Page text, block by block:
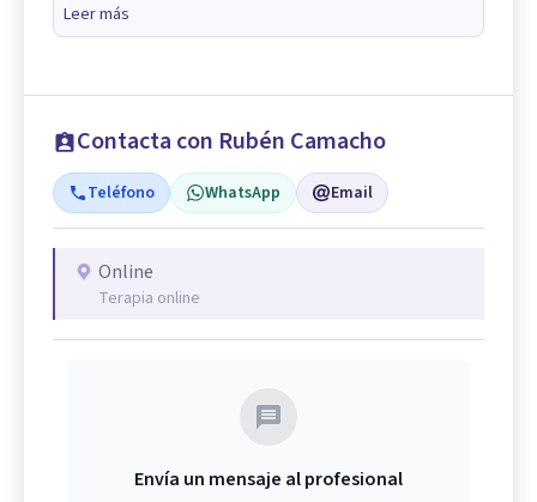
Leer más
Contacta con Rubén Camacho
Teléfono WhatsApp Email
Online
Terapia online
Envía un mensaje al profesional